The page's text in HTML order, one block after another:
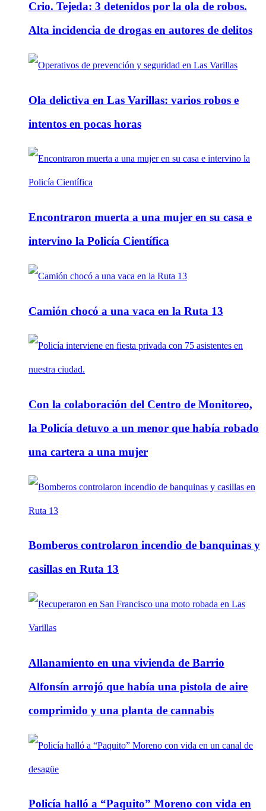
Crio. Tejeda: 3 detenidos por la ola de robos.
Alta incidencia de drogas en autores de delitos
Ola delictiva en Las Varillas: varios robos e
intentos en pocas horas
Encontraron muerta a una mujer en su casa e
intervino la Policía Científica
Camión chocó a una vaca en la Ruta 13
Con la colaboración del Centro de Monitoreo,
la Policía detuvo a un menor que había robado
una cartera a una mujer
Bomberos controlaron incendio de banquinas y
casillas en Ruta 13
Allanamiento en una vivienda de Barrio
Alfonsín arrojó que había una pistola de aire
comprimido y una planta de cannabis
Policía halló a “Paquito” Moreno con vida en